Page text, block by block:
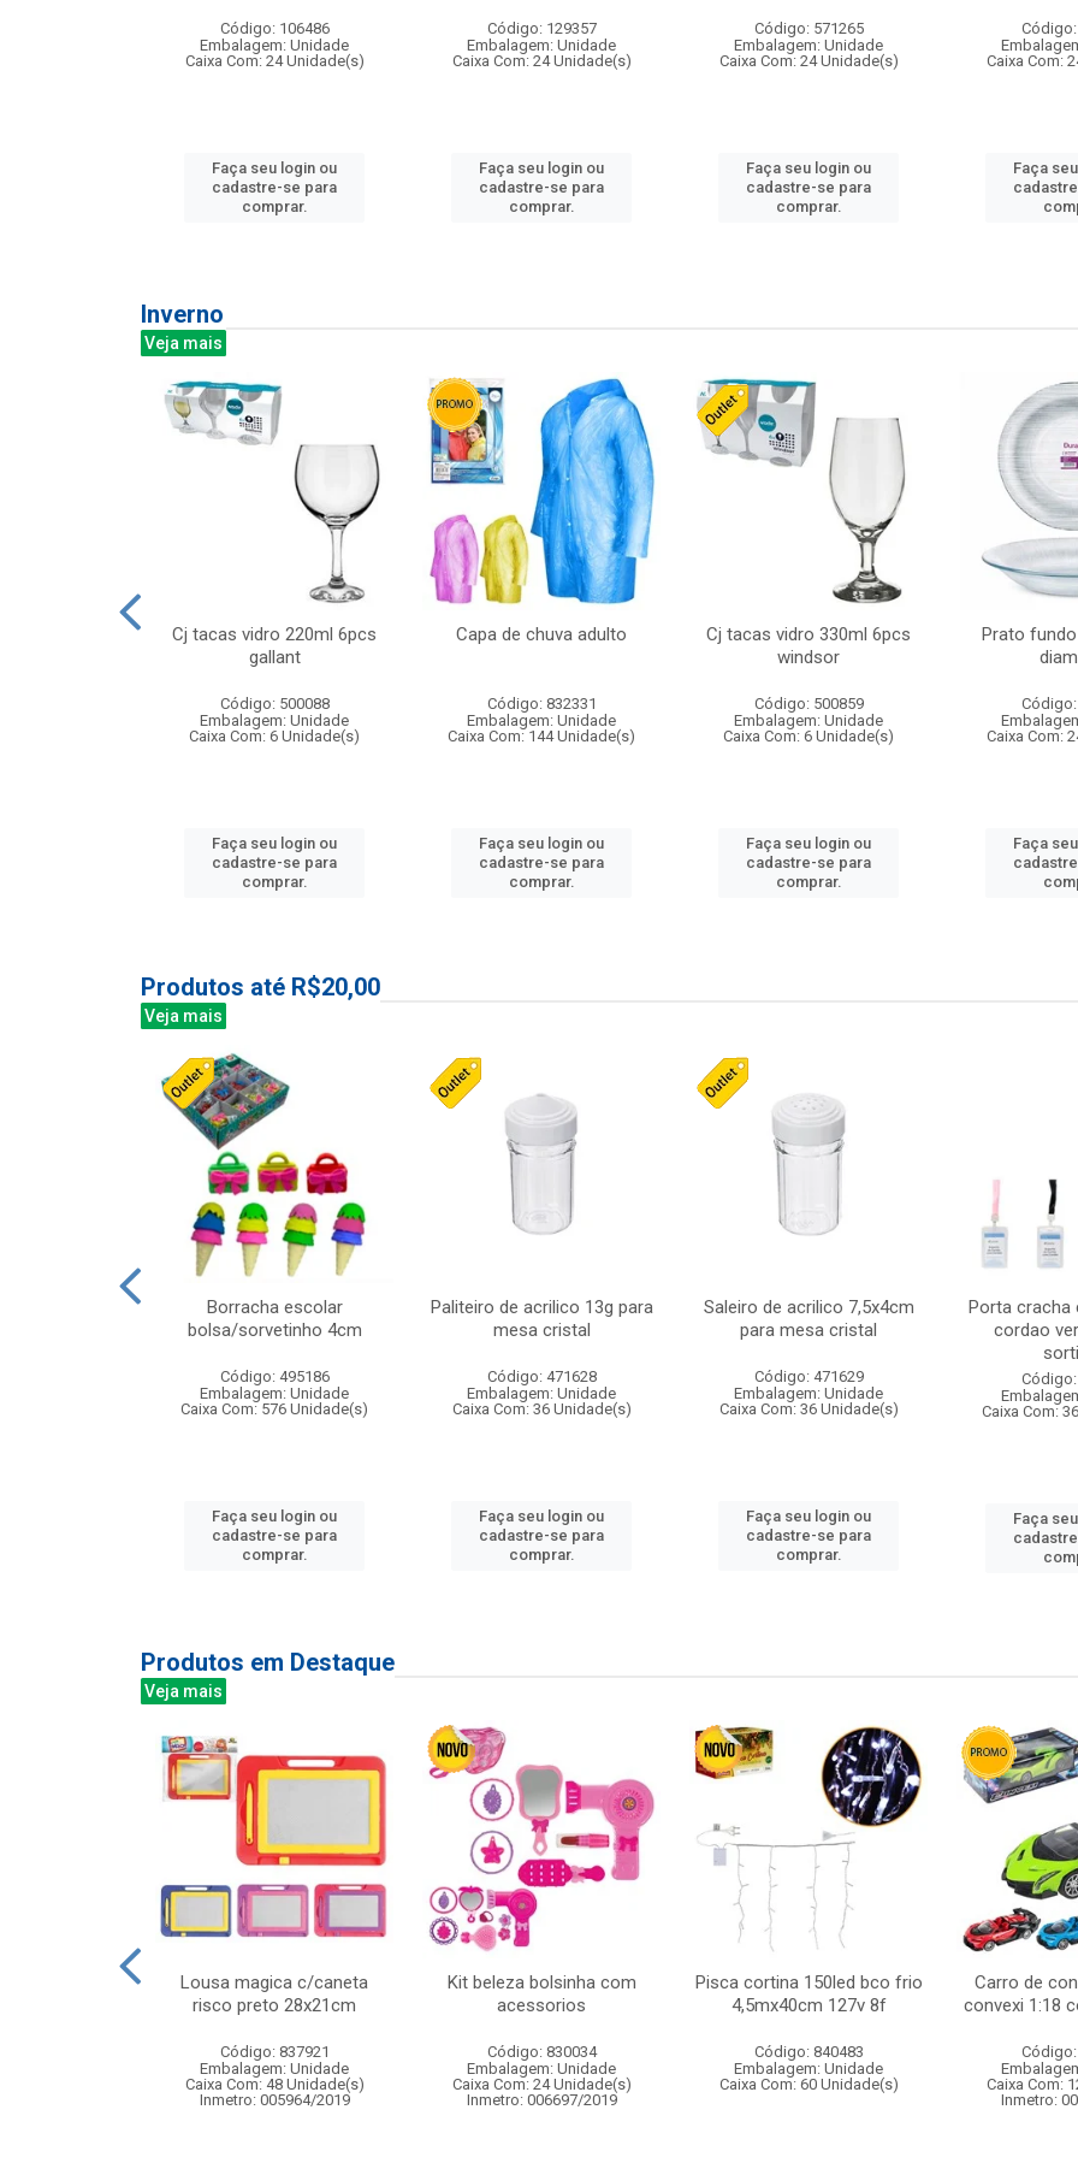
Código: 106486
Embalagem: Unidade
Caixa Com: 24 Unidade(s)
Faça seu login ou
cadastre-se para
comprar.
Código: 129357
Embalagem: Unidade
Caixa Com: 24 Unidade(s)
Faça seu login ou
cadastre-se para
comprar.
Código: 571265
Embalagem: Unidade
Caixa Com: 24 Unidade(s)
Faça seu login ou
cadastre-se para
comprar.
Caixa Com:
Faça
Inverno
Veja mais
Cj tacas vidro 220ml 6pcs
gallant
Código: 500088
Embalagem: Unidade
Caixa Com: 6 Unidade(s)
Faça seu login ou
cadastre-se para
comprar.
Capa de chuva adulto
Código: 832331
Embalagem: Unidade
Caixa Com: 144 Unidade(s)
Faça seu login ou
cadastre-se para
comprar.
Cj tacas vidro 330ml 6pcs
windsor
Código: 500859
Embalagem: Unidade
Caixa Com: 6 Unidade(s)
Faça seu login ou
cadastre-se para
comprar.
Prato
Caixa Com:
Faça
Produtos até R$20,00
Veja mais
Borracha escolar
bolsa/sorvetinho 4cm
Código: 495186
Embalagem: Unidade
Caixa Com: 576 Unidade(s)
Faça seu login ou
cadastre-se para
comprar.
Paliteiro de acrilico 13g para
mesa cristal
Código: 471628
Embalagem: Unidade
Caixa Com: 36 Unidade(s)
Faça seu login ou
cadastre-se para
comprar.
Saleiro de acrilico 7,5x4cm
para mesa cristal
Código: 471629
Embalagem: Unidade
Caixa Com: 36 Unidade(s)
Faça seu login ou
cadastre-se para
comprar.
Porta
cordao
Caixa Com:
Faça
Produtos em Destaque
Veja mais
Lousa magica c/caneta
risco preto 28x21cm
Código: 837921
Embalagem: Unidade
Caixa Com: 48 Unidade(s)
Inmetro: 005964/2019
Kit beleza bolsinha com
acessorios
Código: 830034
Embalagem: Unidade
Caixa Com: 24 Unidade(s)
Inmetro: 006697/2019
Pisca cortina 150led bco frio
4,5mx40cm 127v 8f
Código: 840483
Embalagem: Unidade
Caixa Com: 60 Unidade(s)
Carro de
convexi 1:18
Caixa Com:
Inmetro: